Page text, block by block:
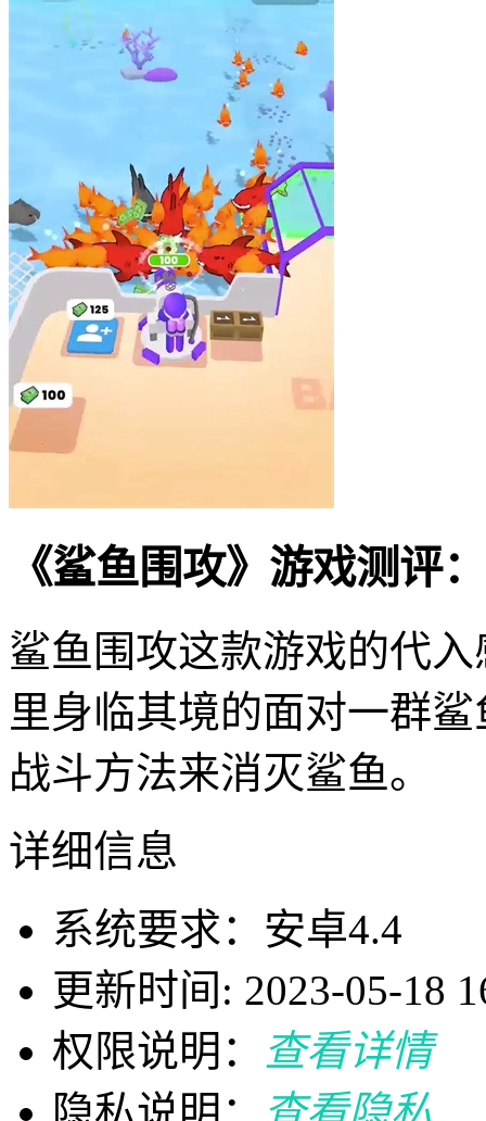
《鲨鱼围攻》游戏测评：
鲨鱼围攻这款游戏的代
里身临其境的面对一群
战斗方法来消灭鲨鱼。
详细信息
系统要求：安卓4.4
更新时间: 2023-05-18
权限说明：
查看详情